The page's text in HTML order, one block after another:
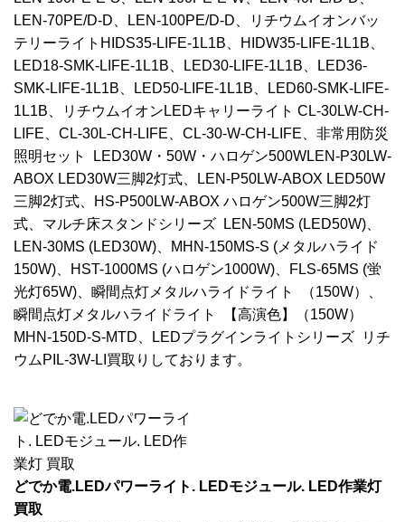
LEN-70PE/D-D、LEN-100PE/D-D、リチウムイオンバッ
テリーライトHIDS35-LIFE-1L1B、HIDW35-LIFE-1L1B、
LED18-SMK-LIFE-1L1B、LED30-LIFE-1L1B、LED36-
SMK-LIFE-1L1B、LED50-LIFE-1L1B、LED60-SMK-LIFE-
1L1B、リチウムイオンLEDキャリーライト CL-30LW-CH-
LIFE、CL-30L-CH-LIFE、CL-30-W-CH-LIFE、非常用防災
照明セット LED30W・50W・ハロゲン500WLEN-P30LW-
ABOX LED30W三脚2灯式、LEN-P50LW-ABOX LED50W
三脚2灯式、HS-P500LW-ABOX ハロゲン500W三脚2灯
式、マルチ床スタンドシリーズ LEN-50MS (LED50W)、
LEN-30MS (LED30W)、MHN-150MS-S (メタルハライド
150W)、HST-1000MS (ハロゲン1000W)、FLS-65MS (蛍
光灯65W)、瞬間点灯メタルハライドライト （150W）、
瞬間点灯メタルハライドライト 【高演色】（150W）
MHN-150D-S-MTD、LEDプラグインライトシリーズ リチ
ウムPIL-3W-LI買取りしております。
どでか電.LEDパワーライト. LEDモジュール. LED作業灯
買取